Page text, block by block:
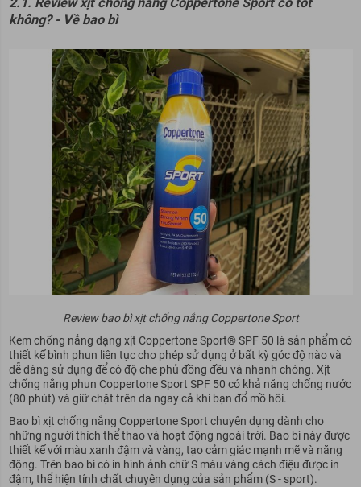
không? - Về bao bì
Review bao bì xịt chống nắng Coppertone Sport
Kem chống nắng dạng xịt Coppertone Sport® SPF 50 là sản phẩm có
thiết kế bình phun liên tục cho phép sử dụng ở bất kỳ góc độ nào và
dễ dàng sử dụng để có độ che phủ đồng đều và nhanh chóng. Xịt
chống nắng phun Coppertone Sport SPF 50 có khả năng chống nước
(80 phút) và giữ chặt trên da ngay cả khi bạn đổ mồ hôi.
Bao bì xịt chống nắng Coppertone Sport chuyên dụng dành cho
những người thích thể thao và hoạt động ngoài trời. Bao bì này được
thiết kế với màu xanh đậm và vàng, tạo cảm giác mạnh mẽ và năng
động. Trên bao bì có in hình ảnh chữ S màu vàng cách điệu được in
đậm, thể hiện tính chất chuyên dụng của sản phẩm (S - sport).